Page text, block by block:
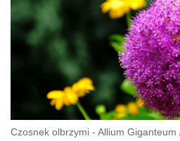
Czosnek olbrzymi - Allium Giganteum